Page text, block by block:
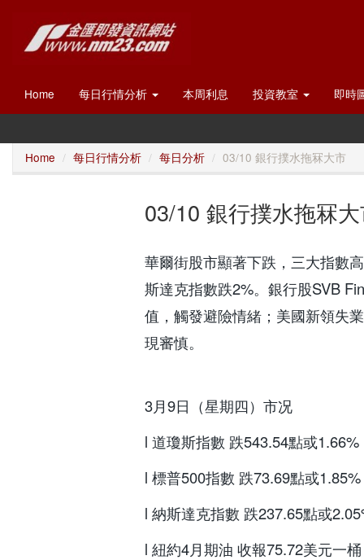
Home 每日行情分析 本周利息 投資教室 即時
Home 每日行情分析 每日分析 03/10 銀行撲水拖冧大市
03/10 銀行撲水拖冧
華爾街股市顯著下跌，三大指數
斯達克指數跌2%。銀行股SVB
值，觸發避險情緒；美國新領失
現審慎。
3月9日（星期四）市况
l 道瓊斯指數 跌543.54點或
l 標普500指數 跌73.69點或
l 納斯達克指數 跌237.65點或
l 紐約4月期油 收報75.72美元一